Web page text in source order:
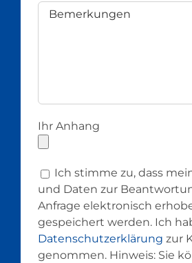
Ihr Anhang
Ich stimme zu, dass
und Daten zur
Anfrage elektronisch
gespeichert werden. Ich
Datenschutzerklärung zur
genommen. Hinweis: Sie